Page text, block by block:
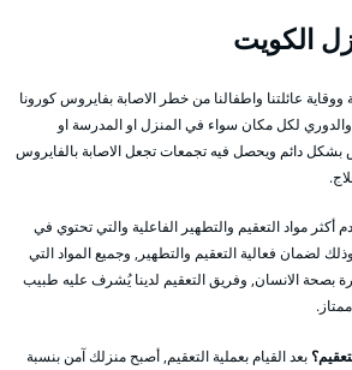
الكويت
ووقاية عائلتنا واطفالنا من خطر الاصابة بفايروس كورونا
لكل مكان سواء في المنزل او المدرسة او
بشكل دائم ويحصل فيه تجمعات تجعل الاصابة بالفايروس
أكثر مواد التعقيم والتطهير الفاعلية والتي تحتوي في
عالية تفوق 70%, وذلك لضمان فعالية التعقيم والتطهير, وجميع المواد التي
بصحة الانسان, وفريق التعقيم لدينا يُشرف عليه طبيب
بعد القيام بعملية التعقيم, أصبح منزلك آمن بنسبة